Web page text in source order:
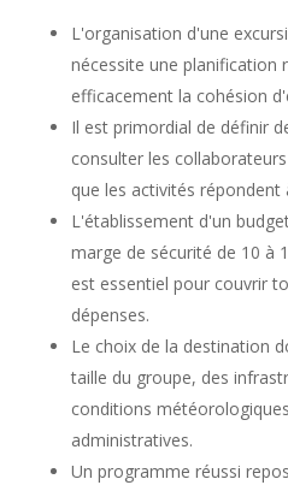
L'organisation d'une
nécessite une planification
efficacement la cohésion
Il est primordial de définir
consulter les
que les activités répondent
L'établissement d'un
marge de sécurité de 10 à
est essentiel pour couvrir
dépenses.
Le choix de la destination
taille du groupe, des
conditions
administratives.
Un programme réussi